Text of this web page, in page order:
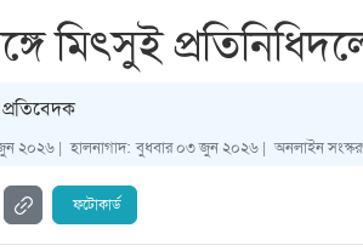
মিৎসুই
২০২৬ | হালনাগাদ: বুধবার ০৩ জুন ২০২৬ | অনলাইন
ফটোকার্ড